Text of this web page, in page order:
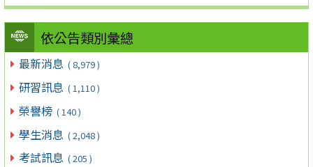
依公告類別彙總
最新消息 ( 8,979 )
研習訊息 ( 1,110 )
榮譽榜 ( 140 )
學生消息 ( 2,048 )
考試訊息 ( 205 )